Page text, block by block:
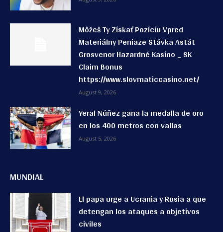
Môžeš Ty Získať Pozíciu Vpred
Materiálny Peniaze Stávka Astát
Grosvenor Hazardné Kasíno _ SK
Claim Bonus
https://www.slovmaticcasino.net/
August 9, 2026
Yeral Núñez gana la medalla de oro
en los 400 metros con vallas
August 5, 2026
MUNDIAL
El papa urge a Ucrania y Rusia a que
detengan los ataques a objetivos
civiles